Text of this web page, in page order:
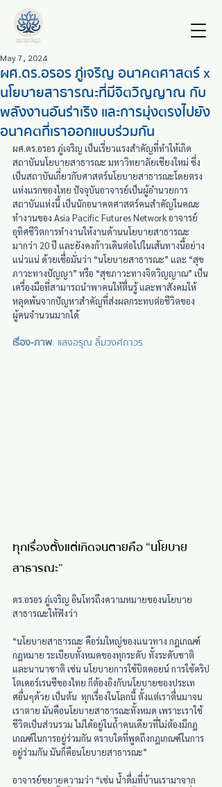
ผศ.ดร.อรอร ภู่เจริญ อนาคตศาสตร์ x
นโยบายสาธารณะที่มีจิตวิญญาณ กับ
พลังงานอันร่าเริง และการมุ่งตรงไปยัง
อนาคตที่เราออกแบบร่วมกัน
May 7, 2024
ผศ.ดร.อรอร ภู่เจริญ เป็นเรี่ยวแรงสำคัญที่ทำให้เกิด
สถาบันนโยบายสาธารณะ มหาวิทยาลัยเชียงใหม่ ซึ่ง
เป็นสถาบันเกี่ยวกับศาสตร์นโยบายสาธารณะโดยตรง
แห่งแรกของไทย ปัจจุบันอาจารย์เป็นผู้อำนวยการ
สถาบันแห่งนี้ เป็นนักอนาคตศาสตร์คนสำคัญในคณะ
ทำงานของ Asia Pacific Futures Network อาจารย์
อุทิศชีวิตการทำงานให้งานด้านนโยบายสาธารณะ
มากว่า 20 ปี และยังคงก้าวเดินต่อไปในเส้นทางนี้อย่าง
แน่วแน่ ด้วยเชื่อมั่นว่า “นโยบายสาธารณะ” และ “สุข
ภาวะทางปัญญา” หรือ “สุขภาวะทางจิตวิญญาณ” เป็น
เครื่องมือที่สามารถนำพาคนให้ตื่นรู้ และพาสังคมให้
หลุดพ้นจากปัญหาสำคัญที่ส่งผลกระทบต่อชีวิตของ
ผู้คนจำนวนมากได้
เรื่อง-ภาพ: แสงอรุณ ลิ้มวงศ์ถาวร
ทุกเรื่องตั้งแต่เกิดจนตายคือ “นโยบาย
สาธารณะ”
ดร.อรอร ภู่เจริญ อินโทรถึงความหมายของนโยบาย
สาธารณะให้ฟังว่า
“นโยบายสาธารณะ คือร่มใหญ่ของแนวทาง กฎเกณฑ์
กฎหมาย ระเบียบทั้งหมดของทุกระดับ ทั้งระดับชาติ
และนานาชาติ เช่น นโยบายการใช้บิตคอยน์ การใช้คริป
โตเคอร์เรนซีของไทย ก็ต้องอิงกับนโยบายของประเท
ศอื่นๆด้วย เป็นต้น  ทุกเรื่องในโลกนี้ ตั้งแต่เราตื่นมาจน
เราตาย มันคือนโยบายสาธารณะทั้งหมด เพราะเราใช้
ชีวิตเป็นส่วนรวม ไม่ได้อยู่ในถ้ำคนเดียวที่ไม่ต้องมีกฎ
เกณฑ์ในการอยู่ร่วมกัน ตราบใดที่พูดถึงกฎเกณฑ์ในการ
อยู่ร่วมกัน มันก็คือนโยบายสาธารณะ”
อาจารย์ขยายความว่า “เช่น น้ำดื่มที่บ้านเรามาจาก